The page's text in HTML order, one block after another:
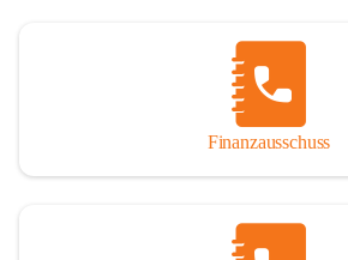
Finanzausschuss